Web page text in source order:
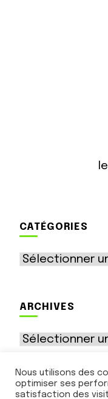
CATÉGORIES
Catégories
ARCHIVES
Archives
Nous utilisons des
optimiser ses
satisfaction des